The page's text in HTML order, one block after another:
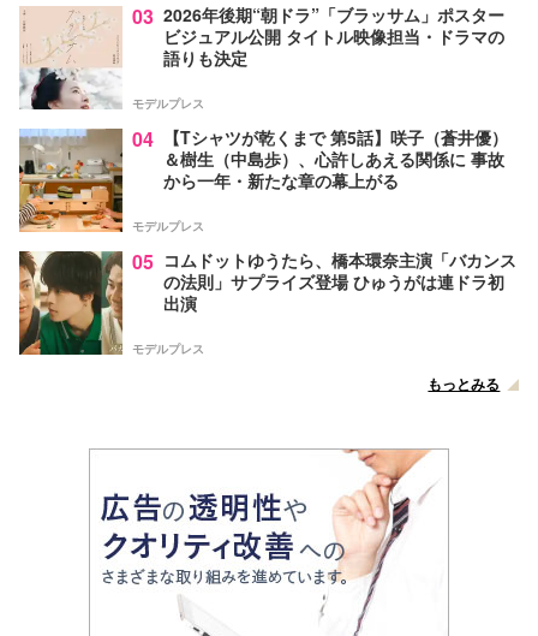
03 2026年後期“朝ドラ”「ブラッサム」ポスター
ビジュアル公開 タイトル映像担当・ドラマの
語りも決定
モデルプレス
04
【Tシャツが乾くまで 第5話】咲子（蒼井優）
＆樹生（中島歩）、心許しあえる関係に 事故
から一年・新たな章の幕上がる
モデルプレス
05 コムドットゆうたら、橋本環奈主演「バカンス
の法則」サプライズ登場 ひゅうがは連ドラ初
出演
モデルプレス
もっとみる